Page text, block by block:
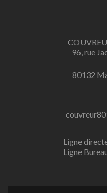
96, rue
80132
Ligne
Ligne